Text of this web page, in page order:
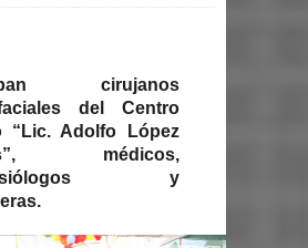
cirujanos
del Centro
“Lic. Adolfo López
médicos,
y